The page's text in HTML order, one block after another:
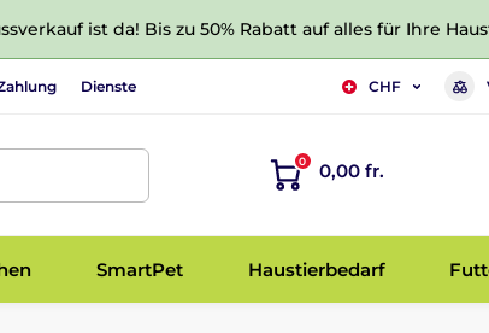
ist da! Bis zu 50% Rabatt auf alles für Ihre
Dienste CHF
0 0,00 fr.
SmartPet Haustierbedarf